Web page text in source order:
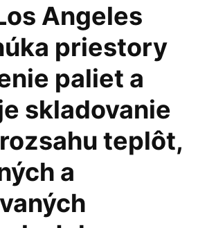
Angeles
priestory
paliet a
skladovanie
teplôt,
a